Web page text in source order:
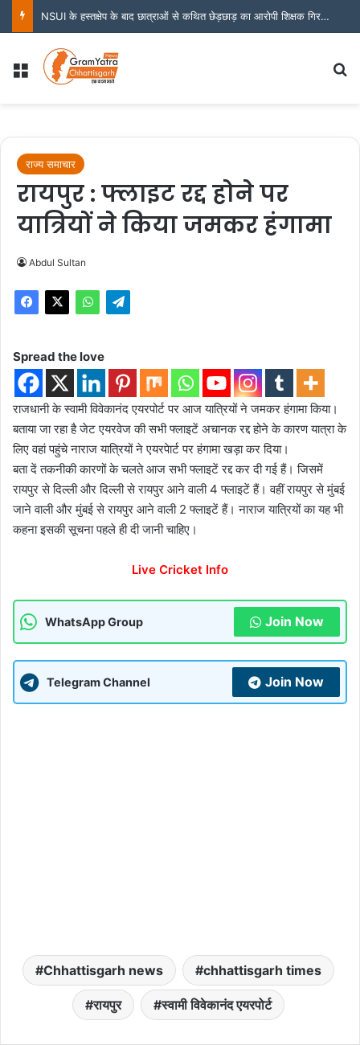
NSUI के हस्तक्षेप के बाद छात्राओं से कथित छेड़छाड़ का आरोपी शिक्षक गिरफ्तार
Menu
राज्य समाचार
रायपुर : फ्लाइट रद्द होने पर
यात्रियों ने किया जमकर हंगामा
Abdul Sultan
Spread the love
राजधानी के स्वामी विवेकानंद एयरपोर्ट पर आज यात्रियों ने जमकर हंगामा किया।
बताया जा रहा है जेट एयरवेज की सभी फ्लाइटें अचानक रद्द होने के कारण यात्रा के
लिए वहां पहुंचे नाराज यात्रियों ने एयरपेार्ट पर हंगामा खड़ा कर दिया।
बता दें तकनीकी कारणों के चलते आज सभी फ्लाइटें रद्द कर दी गई हैं। जिसमें
रायपुर से दिल्ली और दिल्ली से रायपुर आने वाली 4 फ्लाइटें हैं। वहीं रायपुर से मुंबई
जाने वाली और मुंबई से रायपुर आने वाली 2 फ्लाइटें हैं। नाराज यात्रियों का यह भी
कहना इसकी सूचना पहले ही दी जानी चाहिए।
Live Cricket Info
WhatsApp Group Join Now
Telegram Channel Join Now
Chhattisgarh news chhattisgarh times
रायपुर स्वामी विवेकानंद एयरपोर्ट